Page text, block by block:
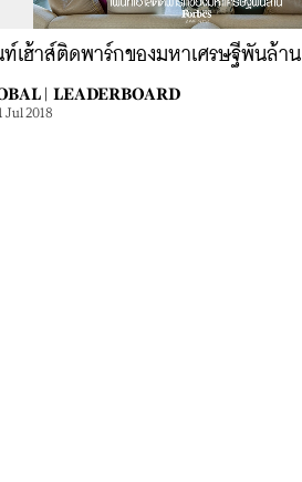
ท์เฮ้าส์ติดพาร์กของมหาเศรษฐีพันล้าน
| LEADERBOARD
Jul 2018